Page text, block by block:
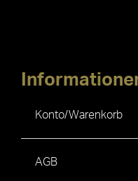
Konto/Warenkorb
AGB